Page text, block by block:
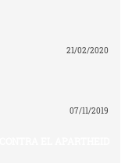
21/02/2020
07/11/2019